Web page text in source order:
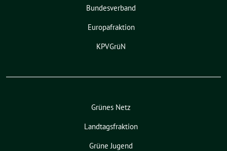
Bundesverband
Europafraktion
KPVGrüN
Grünes Netz
Landtagsfraktion
Grüne Jugend